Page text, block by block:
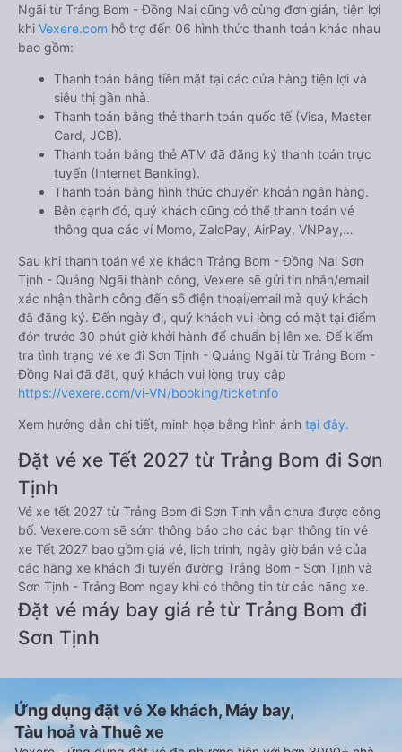
Ngãi từ Trảng Bom - Đồng Nai cũng vô cùng đơn giản, tiện lợi
khi Vexere.com hỗ trợ đến 06 hình thức thanh toán khác nhau
bao gồm:
Thanh toán bằng tiền mặt tại các cửa hàng tiện lợi và
siêu thị gần nhà.
Thanh toán bằng thẻ thanh toán quốc tế (Visa, Master
Card, JCB).
Thanh toán bằng thẻ ATM đã đăng ký thanh toán trực
tuyến (Internet Banking).
Thanh toán bằng hình thức chuyển khoản ngân hàng.
Bên cạnh đó, quý khách cũng có thể thanh toán vé
thông qua các ví Momo, ZaloPay, AirPay, VNPay,…
Sau khi thanh toán vé xe khách Trảng Bom - Đồng Nai Sơn
Tịnh - Quảng Ngãi thành công, Vexere sẽ gửi tin nhắn/email
xác nhận thành công đến số điện thoại/email mà quý khách
đã đăng ký. Đến ngày đi, quý khách vui lòng có mặt tại điểm
đón trước 30 phút giờ khởi hành để chuẩn bị lên xe. Để kiểm
tra tình trạng vé xe đi Sơn Tịnh - Quảng Ngãi từ Trảng Bom -
Đồng Nai đã đặt, quý khách vui lòng truy cập
https://vexere.com/vi-VN/booking/ticketinfo
Xem hướng dẫn chi tiết, minh họa bằng hình ảnh tại đây.
Đặt vé xe Tết 2027 từ Trảng Bom đi Sơn
Tịnh
Vé xe tết 2027 từ Trảng Bom đi Sơn Tịnh vẫn chưa được công
bố. Vexere.com sẽ sớm thông báo cho các bạn thông tin vé
xe Tết 2027 bao gồm giá vé, lịch trình, ngày giờ bán vé của
các hãng xe khách đi tuyến đường Trảng Bom - Sơn Tịnh và
Sơn Tịnh - Trảng Bom ngay khi có thông tin từ các hãng xe.
Đặt vé máy bay giá rẻ từ Trảng Bom đi
Sơn Tịnh
Ứng dụng đặt vé Xe khách, Máy bay,
Tàu hoả và Thuê xe